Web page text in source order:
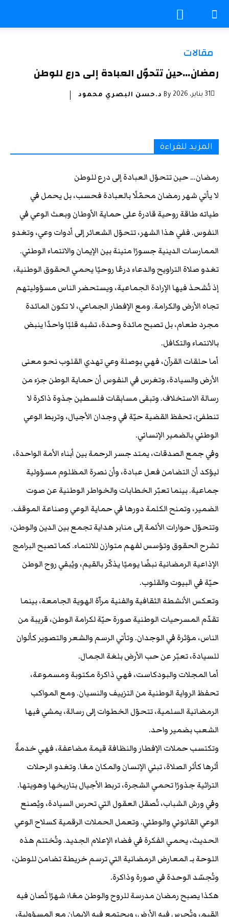
مقالات
رمضان…حين تتحوّل العبادة إلى درع للوطن
31 يناير، 2026 By د.حسن البصري محمود
المزيد للقراءة
رمضان… حين تتحوّل العبادة إلى درع للوطن
لا يأتي شهر رمضان محمّلًا بالعبادة فحسب، بل يحمل في
طياته طاقة روحية قادرة على حماية الأوطان وبعث الوعي في
النفوس. ففي هذا الشهر، تتحوّل الشعائر إلى أدوات وعي، وتغدو
الممارسات الدينية جسورًا متينة بين الإيمان والانتماء الوطني.
تغدو صلاة التراويح والدعاء درعًا روحيًا يحمي الحقوق الوطنية،
إذ تُشحذ فيها الإرادة الجماعية، ويستحضر الناس مسؤوليتهم
تجاه الأرض والكرامة. ومع الإفطار الجماعي، لا تكون المائدة
مجرد طعام، بل تصبح مائدة وحدة، تشبه قلبًا واحدًا ينبض
بالانتماء والتكافل.
أما حلقات القرآن، فهي بوصلة وعي تهدي القلوب نحو معنى
الأرض والسيادة، وتغرس في النفوس أن حماية الوطن جزء من
رسالة الاستخلاف. وتبقى مسابقات فلسطين جذوة ذاكرة لا
تنطفئ، تحفظ القضية حيّة في وجدان الأجيال، وتربط الوعي
الوطني بالضمير الإنساني.
وفي جمع الصدقات، يمتد جسر الرحمة بين أبناء الأمة الواحدة،
ليؤكد أن التضامن فعل عبادة، وأن نصرة المظلوم مسؤولية
جماعية. بينما تعبّر الخطابات والخواطر الوطنية عن صوت
الضمير، وتمنح الكلمة دورها في حماية الوعي وصناعة الموقف.
وتتحوّل حوارات الأئمة إلى منابر هداية تجمع بين الدين والوطن،
تشرح الحقوق وتؤسس لفهم متوازن للانتماء. كما تصبح البرامج
الإذاعية الرمضانية نبضًا يوميًا يذكّر بالقيم، ويُبقي روح الوطن
حيّة في البيوت والقلوب.
وتعكس الأنشطة الثقافية والفنية مرآة الهوية الجامعة، بينما
تقدّم المسرحيات الوطنية صورة حيّة لكرامة الوطن، قريبة من
الناس، مؤثرة في الوجدان. وتأتي الرسم والشعر والتصوير كألوان
للسيادة، تعبّر عن حب الأرض بلغة الجمال.
أما المجلات والبودكاست، فهي ذاكرة مكتوبة ومسموعة،
تحفظ الرواية الوطنية من التزييف والنسيان. ومع المواكب
الرمضانية السلمية، تتحوّل الخطوات إلى رسالة، يمشي فيها
الشعب بضمير واحد.
وتكتسب حملات الإفطار والنظافة قيمة مضاعفة، فهي خدمةٌ
أثرها كأثر الصلاة، تبني الإنسان والمكان معًا. وتغدو الرحلات
التراثية جذورًا تحمي الشجرة، تربط الأجيال بتاريخها وهويتها.
وفي ورش الشباب، تُصقل العقول التي تحرس السيادة، ويُصنع
الوعي القانوني والوطني. وتعمل الحملات الرقمية كسلاح الوعي
الحديث، يحمي الفكرة في فضاء الإعلام الجديد. وتُختتم هذه
اللوحة بـ المعارض الرمضانية التي ترسم خريطة تضامن للوطن،
وتُجسّد الوحدة في صورة وذاكرة.
هكذا يصبح رمضان مدرسة للروح والوطن معًا؛ شهرًا تُصان فيه
القيم، وتُحرس فيه الأرض، ويجتمع فيه الإيمان مع المسؤولية،